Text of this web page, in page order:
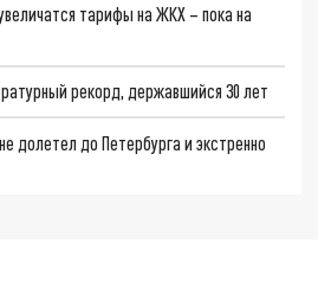
тарифы на ЖКХ – пока на
рекорд, державшийся 30 лет
долетел до Петербурга и экстренно